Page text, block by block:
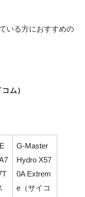
いる方におすすめの
ム）
G-Master
Hydro X57
0A Extrem
e（サイコ